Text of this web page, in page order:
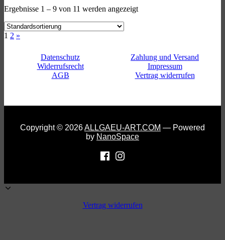
Ergebnisse 1 – 9 von 11 werden angezeigt
1 2 Next
»
Datenschutz
Zahlung und Versand
Widerrufsrecht
Impressum
AGB
Vertrag widerrufen
Copyright © 2026ALLGAEU-ART.COM — Powered
by NanoSpace
Vertrag widerrufen